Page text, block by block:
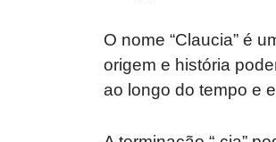
O nome “Claucia” é
origem e história
ao longo do tempo e